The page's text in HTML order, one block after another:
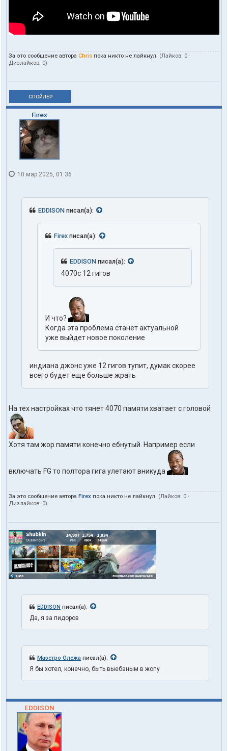
За это сообщение автора Chris пока никто не лайкнул. (Лайков: 0 ·
Дизлайков: 0)
СПОЙЛЕР
Firex
10 мар 2025, 01:36
EDDISON писал(а):
Firex писал(а):
EDDISON писал(а):
4070c 12 гигов
И что?
Когда эта проблема станет актуальной
уже выйдет новое поколение
индиана джонс уже 12 гигов тупит, думак скорее
всего будет еще больше жрать
На тех настройках что тянет 4070 памяти хватает с головой
Хотя там жор памяти конечно ебнутый. Например если
включать FG то полтора гига улетают вникуда
За это сообщение автора Firex пока никто не лайкнул. (Лайков: 0 ·
Дизлайков: 0)
EDDISON писал(а):
Да, я за пидоров
Маэстро Олежа писал(а):
Я бы хотел, конечно, быть выебаным в жопу
EDDISON